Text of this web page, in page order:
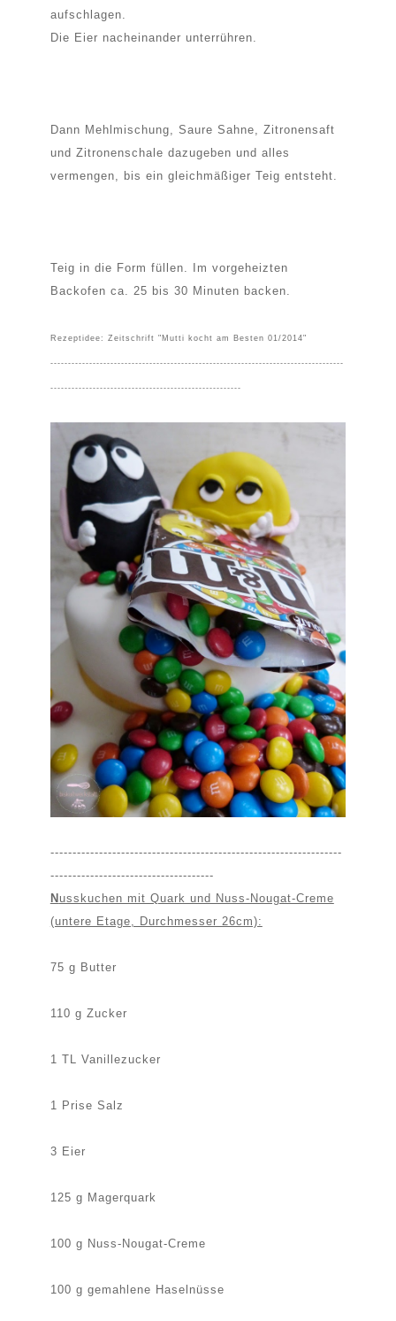
aufschlagen.
Die Eier nacheinander unterrühren.
Dann Mehlmischung, Saure Sahne, Zitronensaft
und Zitronenschale dazugeben und alles
vermengen, bis ein gleichmäßiger Teig entsteht.
Teig in die Form füllen. Im vorgeheizten
Backofen ca. 25 bis 30 Minuten backen.
Rezeptidee: Zeitschrift "Mutti kocht am Besten 01/2014"
-----------------------------------------------------------------------------------
------------------------------------------------------
------------------------------------------------------------------
-------------------------------------
N usskuchen mit Quark und Nuss-Nougat-Creme
(untere Etage, Durchmesser 26cm):
75 g Butter
110 g Zucker
1 TL Vanillezucker
1 Prise Salz
3 Eier
125 g Magerquark
100 g Nuss-Nougat-Creme
100 g gemahlene Haselnüsse